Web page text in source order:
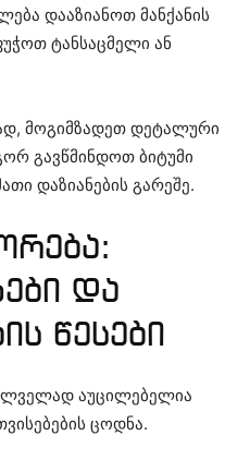
დააზიანოთ მანქანის
ტანსაცმელი ან
მოგიმზადეთ დეტალური
გავწმინდოთ ბიტუმი
დაზიანების გარეშე.
და
წესები
აუცილებელია
ცოდნა.